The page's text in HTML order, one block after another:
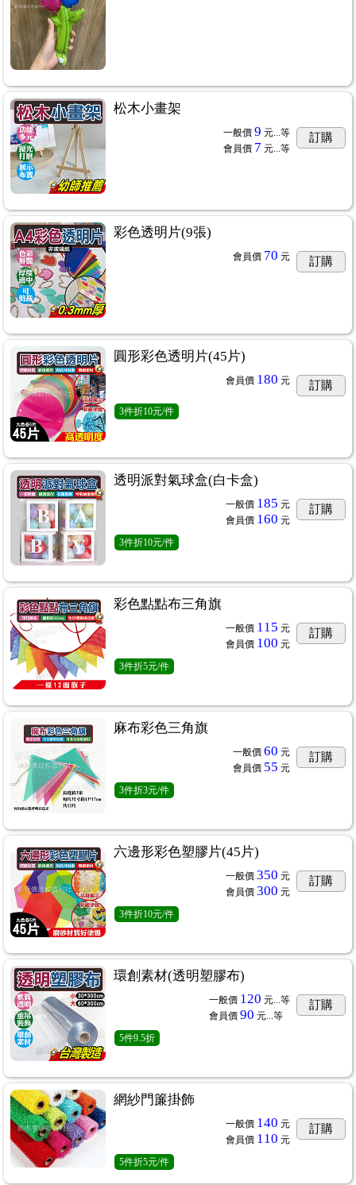
松木小畫架
一般價 9 元...等
會員價 7 元...等
訂購
彩色透明片(9張)
會員價 70 元 訂購
圓形彩色透明片(45片)
會員價 180 元 訂購
3件折10元/件
透明派對氣球盒(白卡盒)
一般價 185 元
會員價 160 元
訂購
3件折10元/件
彩色點點布三角旗
一般價 115 元
會員價 100 元
訂購
3件折5元/件
麻布彩色三角旗
一般價 60 元
會員價 55 元
訂購
3件折3元/件
六邊形彩色塑膠片(45片)
一般價 350 元
會員價 300 元
訂購
3件折10元/件
環創素材(透明塑膠布)
一般價 120 元...等
會員價 90 元...等
訂購
5件9.5折
網紗門簾掛飾
一般價 140 元
會員價 110 元
訂購
5件折5元/件